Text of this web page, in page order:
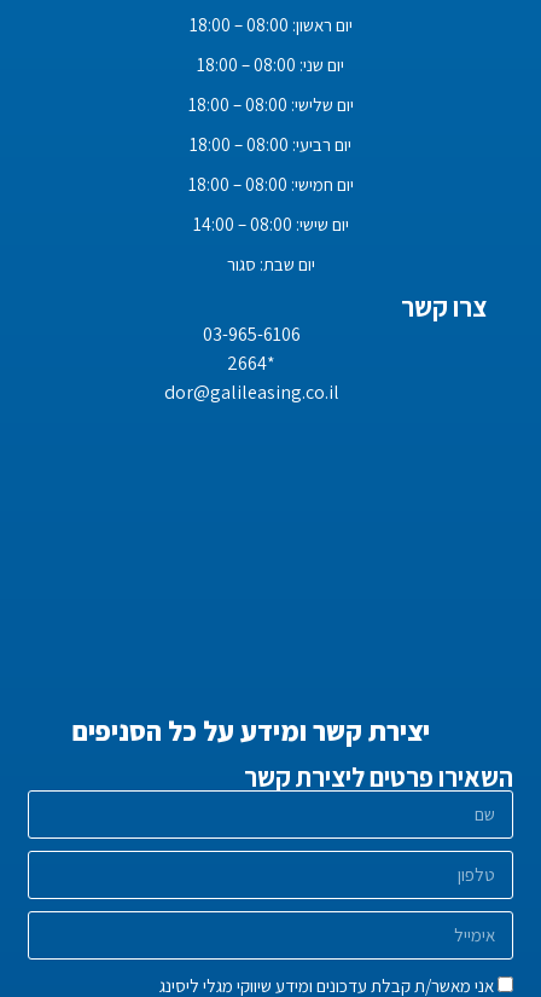
יום ראשון: 08:00 – 18:00
יום שני: 08:00 – 18:00
יום שלישי: 08:00 – 18:00
יום רביעי: 08:00 – 18:00
יום חמישי: 08:00 – 18:00
יום שישי: 08:00 – 14:00
יום שבת: סגור
צרו קשר
03-965-6106
*2664
dor@galileasing.co.il
יצירת קשר ומידע על כל הסניפים
השאירו פרטים ליצירת קשר
אני מאשר/ת קבלת עדכונים ומידע שיווקי מגלי ליסינג